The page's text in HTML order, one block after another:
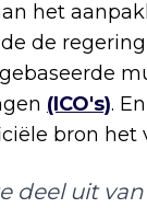
het
de
(ICO's).
bron het
deel uit